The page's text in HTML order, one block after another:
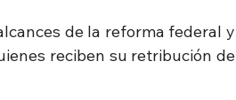
de la reforma federal y
reciben su retribución de